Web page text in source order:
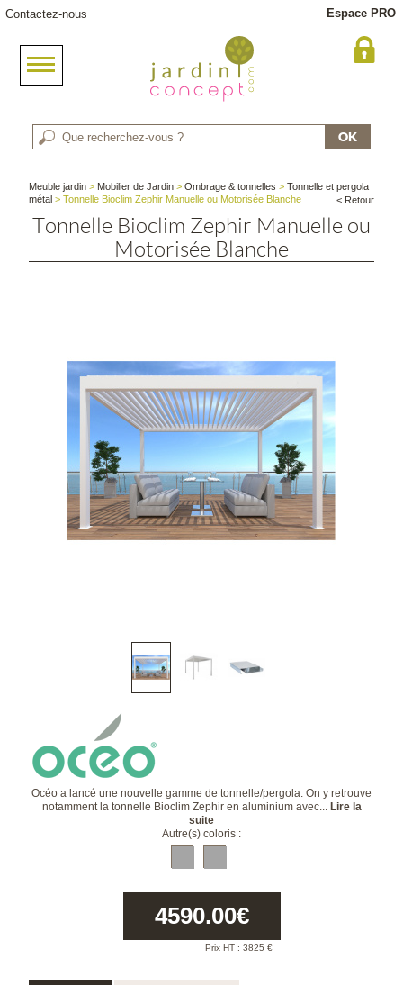
Contactez-nous Espace PRO
Meuble jardin > Mobilier de Jardin >Ombrage & tonnelles >Tonnelle et pergola
métal > Tonnelle Bioclim Zephir Manuelle ou Motorisée Blanche < Retour
Tonnelle Bioclim Zephir Manuelle ou
Motorisée Blanche
Océo a lancé une nouvelle gamme de tonnelle/pergola. On y retrouve
notamment la tonnelle Bioclim Zephir en aluminium avec... Lire la
suite
Autre(s) coloris :
4590.00€
Prix HT : 3825 €